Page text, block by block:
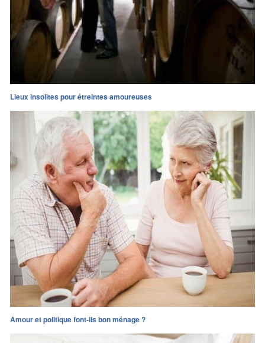
Lieux insolites pour étreintes amoureuses
Amour et politique font-ils bon ménage ?